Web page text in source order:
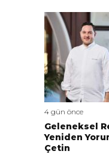
4 gün önce
Geleneksel
Yeniden
Çetin